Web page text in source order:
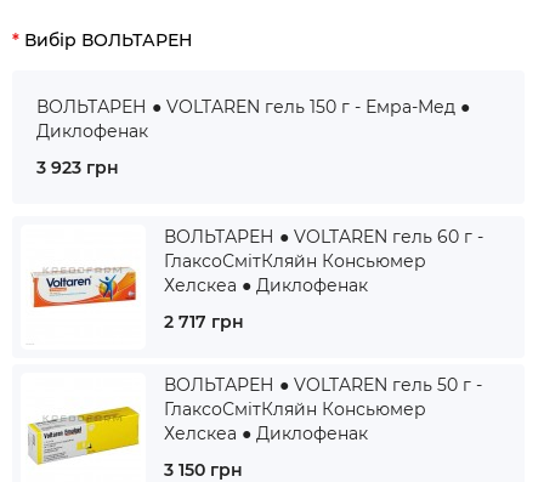
Вибір ВОЛЬТАРЕН
ВОЛЬТАРЕН ● VOLTAREN гель 150 г - Емра-Мед ●
Диклофенак
3 923 грн
ВОЛЬТАРЕН ● VOLTAREN гель 60 г -
ГлаксоСмітКляйн Консьюмер
Хелскеа ● Диклофенак
2 717 грн
ВОЛЬТАРЕН ● VOLTAREN гель 50 г -
ГлаксоСмітКляйн Консьюмер
Хелскеа ● Диклофенак
3 150 грн